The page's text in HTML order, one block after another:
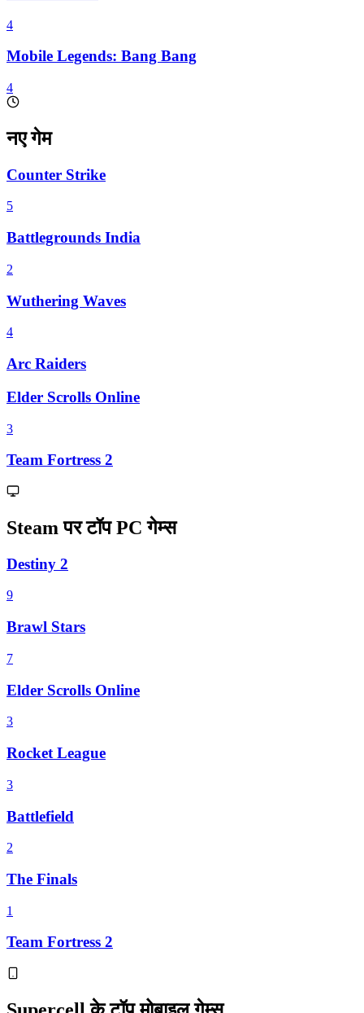
4
Mobile Legends: Bang Bang
4
नए गेम
Counter Strike
5
Battlegrounds India
2
Wuthering Waves
4
Arc Raiders
Elder Scrolls Online
3
Team Fortress 2
Steam पर टॉप PC गेम्स
Destiny 2
9
Brawl Stars
7
Elder Scrolls Online
3
Rocket League
3
Battlefield
2
The Finals
1
Team Fortress 2